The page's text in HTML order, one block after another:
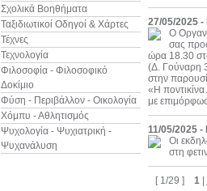
Σχολικά Βοηθήματα
Ταξιδιωτικοί Οδηγοί & Χάρτες
Τέχνες
Τεχνολογία
Φιλοσοφία - Φιλοσοφικό
Δοκίμιο
Φύση - Περιβάλλον - Οικολογία
Χόμπυ - Αθλητισμός
Ψυχολογία - Ψυχιατρική -
Ψυχανάλυση
27/05/2025 -
Ο
σας
ώρα 18.30
(Δ. Γούναρη
στην
«Η
με
11/05/2025
Οι
στη
[ 1/29 ] 1|